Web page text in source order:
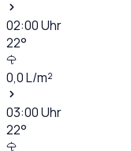
02:00Uhr
22°
0,0L/m²
03:00Uhr
22°